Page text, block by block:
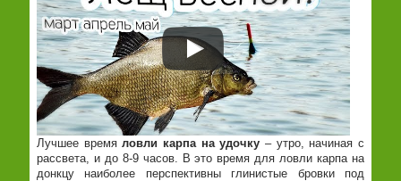
Лучшее времяловли карпа на удочку – утро, начиная с
рассвета, и до 8-9 часов. В это время для ловли карпа на
донкцу наиболее перспективны глинистые бровки под